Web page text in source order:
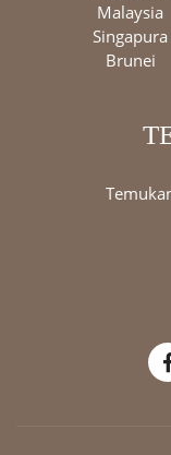
Malaysia
Singapura
Brunei